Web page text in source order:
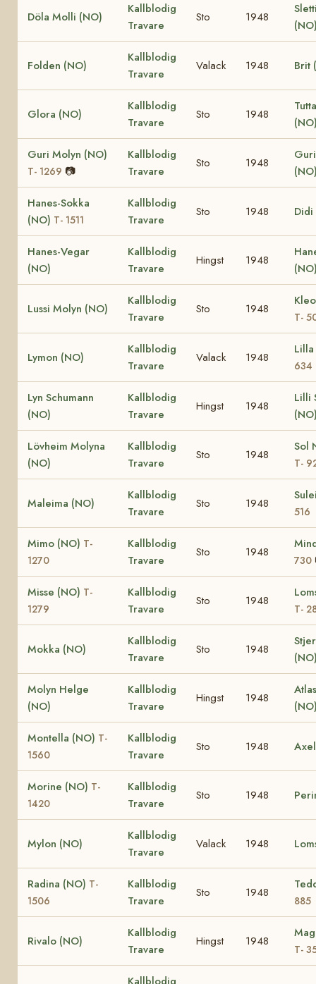
Döla Molli (NO)
Kallblodig
Travare
Sto 1948
Folden (NO)
Kallblodig
Travare
Valack 1948 Brit
Glora (NO)
Kallblodig
Travare
Sto 1948
Guri Molyn (NO)
T- 1269 📷
Kallblodig
Travare
Sto 1948
Hanes-Sokka
(NO) T- 1511
Kallblodig
Travare
Sto 1948
Hanes-Vegar
(NO)
Kallblodig
Travare
Hingst 1948
Lussi Molyn (NO)
Kallblodig
Travare
Sto 1948
T-
Lymon (NO)
Kallblodig
Travare
Valack 1948
634
Lyn Schumann
(NO)
Kallblodig
Travare
Hingst 1948
Lilli
Lövheim Molyna
(NO)
Kallblodig
Travare
Sto 1948
Sol
T-
Maleima (NO)
Kallblodig
Travare
Sto 1948
516
Mimo (NO) T-
1270
Kallblodig
Travare
Sto 1948
730
Misse (NO) T-
1279
Kallblodig
Travare
Sto 1948
T-
Mokka (NO)
Kallblodig
Travare
Sto 1948
Molyn Helge
(NO)
Kallblodig
Travare
Hingst 1948
Montella (NO) T-
1560
Kallblodig
Travare
Sto 1948
Morine (NO) T-
1420
Kallblodig
Travare
Sto 1948
Mylon (NO)
Kallblodig
Travare
Valack 1948
Radina (NO) T-
1506
Kallblodig
Travare
Sto 1948
885
Rivalo (NO)
Kallblodig
Travare
Hingst 1948
T-